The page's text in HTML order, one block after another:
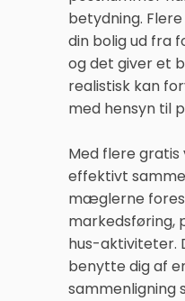
betydning.
din bolig ud fra
og det giver et
realistisk kan
med hensyn til
Med flere gratis
effektivt
mæglerne
markedsføring,
hus-aktiviteter.
benytte dig af
sammenligning